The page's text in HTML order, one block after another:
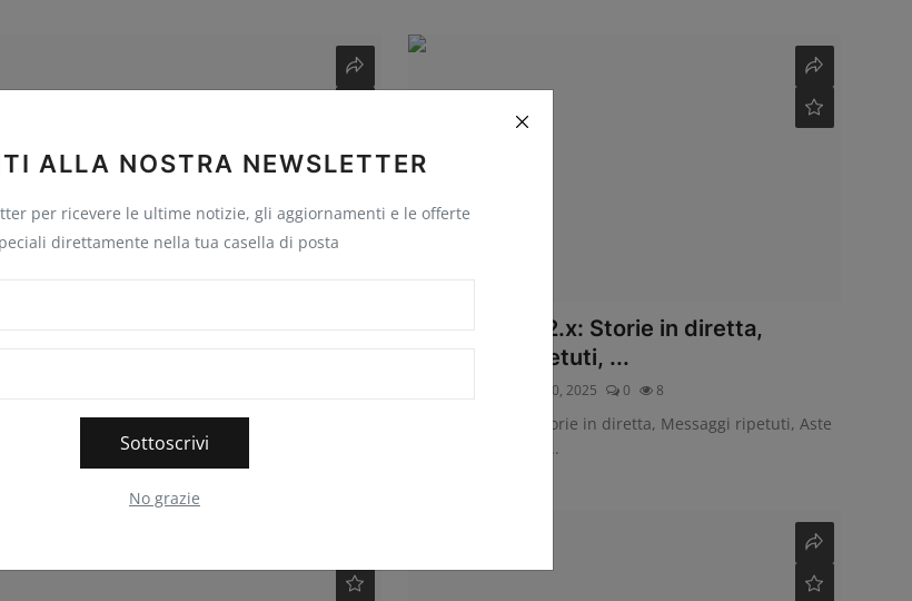
ALLA NOSTRA NEWSLETTER
per ricevere le ultime notizie, gli aggiornamenti e le offerte
direttamente nella tua casella di posta
Sottoscrivi
No grazie
Media to a Draft
Beta version of Telegram for Android, users
media files t...
Telegram 12.2.x: Storie in diretta,
Messaggi ripetuti, ...
Nov 20, 2025 0 8
Telegram 12.2.x: Storie in diretta, Messaggi ripetuti, Aste
per regali e altro a...